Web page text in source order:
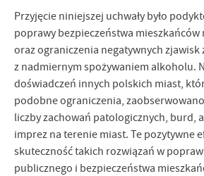
Przyjęcie niniejszej uchwały było
poprawy bezpieczeństwa mieszkańców
oraz ograniczenia negatywnych zjawisk
z nadmiernym spożywaniem alkoholu.
doświadczeń innych polskich miast,
podobne ograniczenia,
liczby zachowań patologicznych, burd,
imprez na terenie miast. Te pozytywne
skuteczność takich rozwiązań w
publicznego i bezpieczeństwa